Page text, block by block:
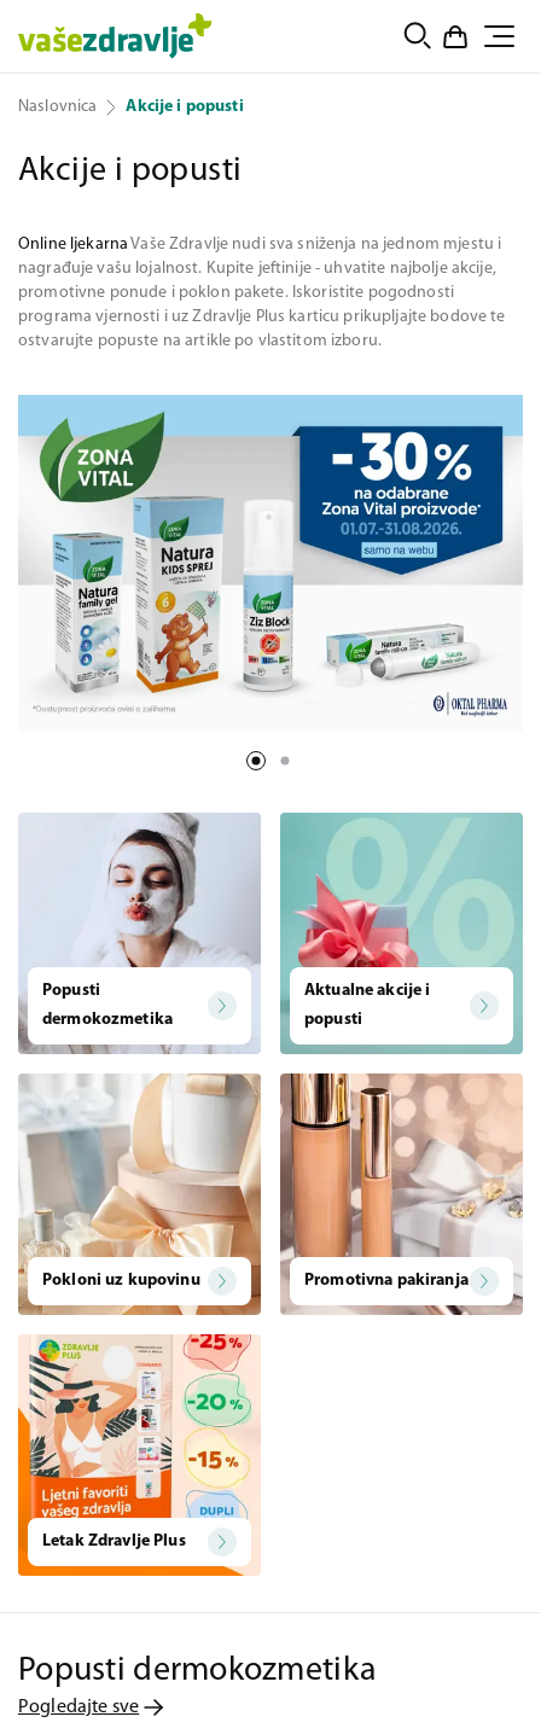
Naslovnica Akcije i popusti
Akcije i popusti
Online ljekarna Vaše Zdravlje nudi sva sniženja na jednom mjestu i
nagrađuje vašu lojalnost. Kupite jeftinije - uhvatite najbolje akcije,
promotivne ponude i poklon pakete. Iskoristite pogodnosti
programa vjernosti i uz Zdravlje Plus karticu prikupljajte bodove te
ostvarujte popuste na artikle po vlastitom izboru.
Popusti
dermokozmetika
Aktualne akcije i
popusti
Pokloni uz kupovinu Promotivna pakiranja
Letak Zdravlje Plus
Popusti dermokozmetika
Pogledajte sve